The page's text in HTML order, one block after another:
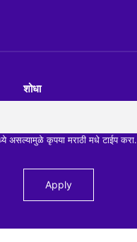
शोधा
असल्यामुळे कृपया मराठी मधे टाईप करा.